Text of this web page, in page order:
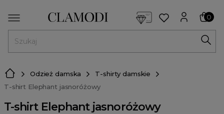
0
Odzież damska
T-shirty damskie
T-shirt Elephant jasnoróżowy
T-shirt Elephant jasnoróżowy